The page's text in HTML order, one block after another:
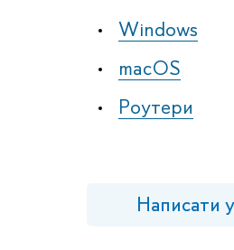
Windows
macOS
Роутери
Написати